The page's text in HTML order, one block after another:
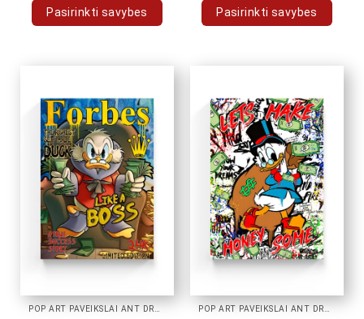
Pasirinkti savybes
variants.
The
options
may
be
chosen
on
the
product
page
Pasirinkti savybes
variants.
The
options
may
be
chosen
on
the
product
page